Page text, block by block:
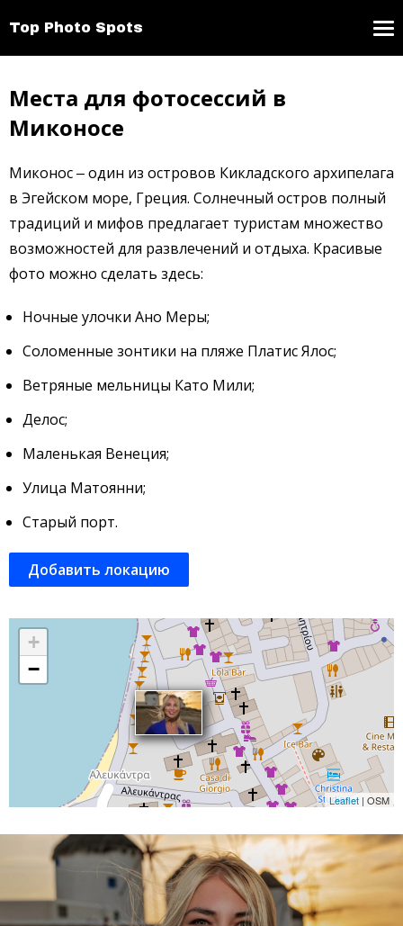
Top Photo Spots
Места для фотосессий в
Миконосе
Миконос ‒ один из островов Кикладского архипелага
в Эгейском море, Греция. Солнечный остров полный
традиций и мифов предлагает туристам множество
возможностей для развлечений и отдыха. Красивые
фото можно сделать здесь:
Ночные улочки Ано Меры;
Соломенные зонтики на пляже Платис Ялос;
Ветряные мельницы Като Мили;
Делос;
Маленькая Венеция;
Улица Матоянни;
Старый порт.
Добавить локацию
+
−
Leaflet | OSM